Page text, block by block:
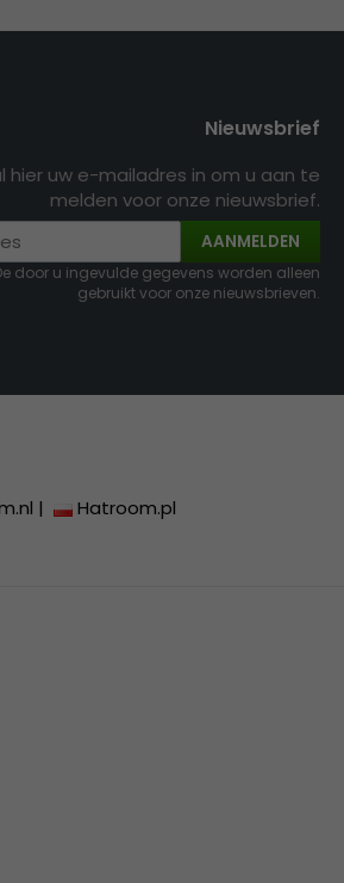
Nieuwsbrief
hier uw e-mailadres in om u aan te
melden voor onze nieuwsbrief.
AANMELDEN
door u ingevulde gegevens worden alleen
gebruikt voor onze nieuwsbrieven.
| Hatroom.pl